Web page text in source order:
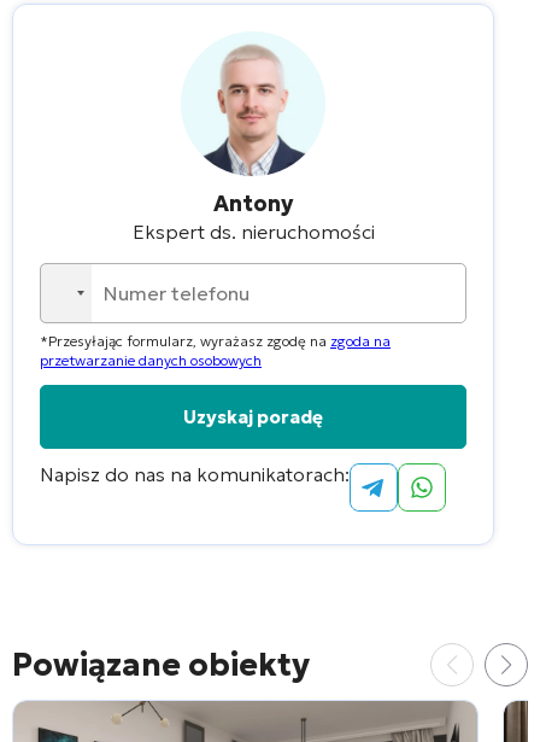
Antony
Ekspert ds. nieruchomości
No
country
selected
*Przesyłając formularz, wyrażasz zgodę na zgoda na
przetwarzanie danych osobowych
Alternative:
Napisz do nas na komunikatorach:
Powiązane obiekty